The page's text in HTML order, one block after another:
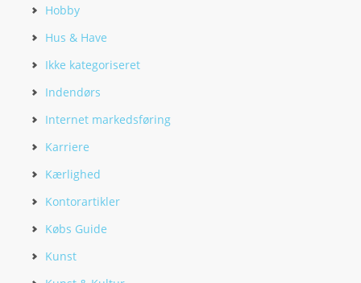
Hobby
Hus & Have
Ikke kategoriseret
Indendørs
Internet markedsføring
Karriere
Kærlighed
Kontorartikler
Købs Guide
Kunst